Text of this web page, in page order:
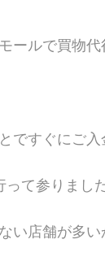
ールで買物代
ですぐにご
て参りました
い店舗が多